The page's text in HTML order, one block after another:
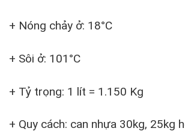
+ Nóng chảy ở: 18°C
+ Sôi ở: 101°C
+ Tỷ trọng: 1 lít = 1.150 Kg
+ Quy cách: can nhựa 30kg, 25kg